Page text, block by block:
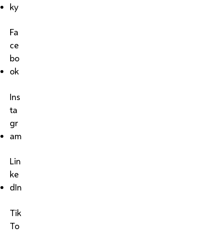
ky
Fa
ce
bo
ok
Ins
ta
gr
am
Lin
ke
dIn
Tik
To